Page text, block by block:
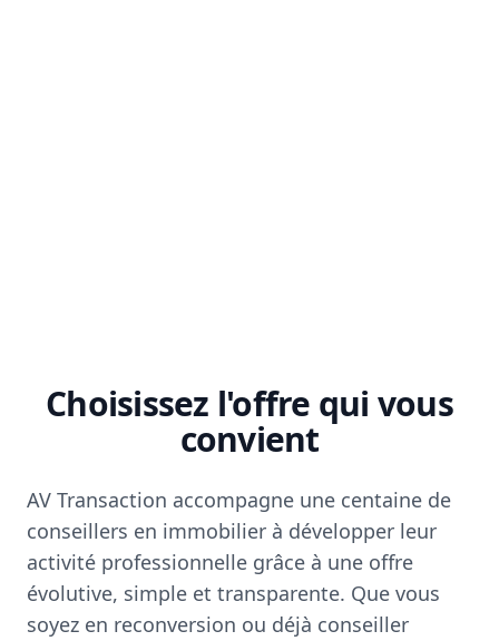
Choisissez l'offre qui vous
convient
AV Transaction accompagne une centaine de
conseillers en immobilier à développer leur
activité professionnelle grâce à une offre
évolutive, simple et transparente. Que vous
soyez en reconversion ou déjà conseiller